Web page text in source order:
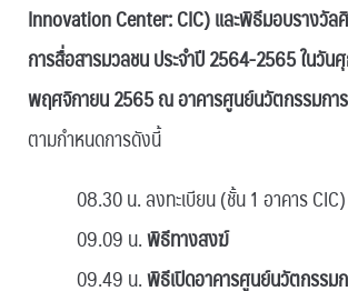
Innovation Center: CIC) และพิธีมอบรางวัล
การสื่อสารมวลชน ประจำปี 2564-2565 ในวัน
พฤศจิกายน 2565 ณ อาคารศูนย์นวัตกรรมกา
ตามกำหนดการดังนี้
08.30 น. ลงทะเบียน (ชั้น 1 อาคาร CIC)
09.09 น.พิธีทางสงฆ์
09.49 น.พิธีเปิดอาคารศูนย์นวัตกรรม